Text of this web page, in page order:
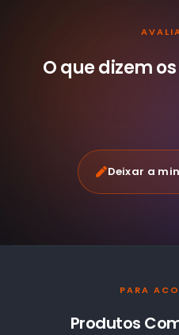
O que dizem
Deixar a
PARA
Produtos